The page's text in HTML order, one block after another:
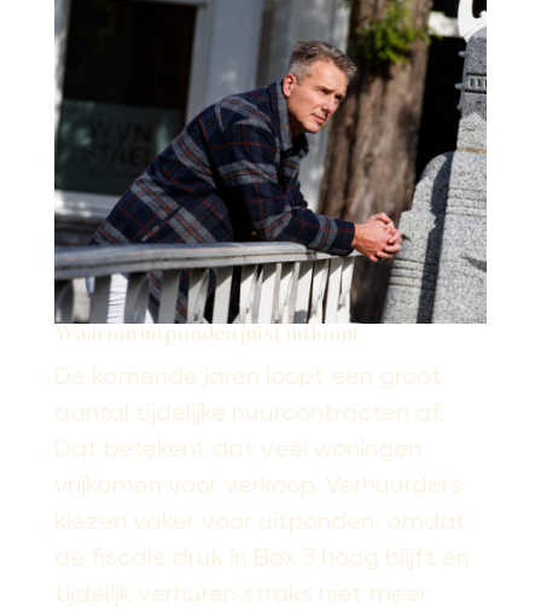
Waarom uitponden juist nu loont
De komende jaren loopt een groot
aantal tijdelijke huurcontracten af.
Dat betekent dat veel woningen
vrijkomen voor verkoop. Verhuurders
kiezen vaker voor uitponden, omdat
de fiscale druk in Box 3 hoog blijft en
tijdelijk verhuren straks niet meer